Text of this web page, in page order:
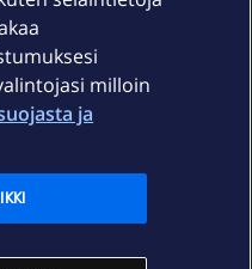
milloin
ja